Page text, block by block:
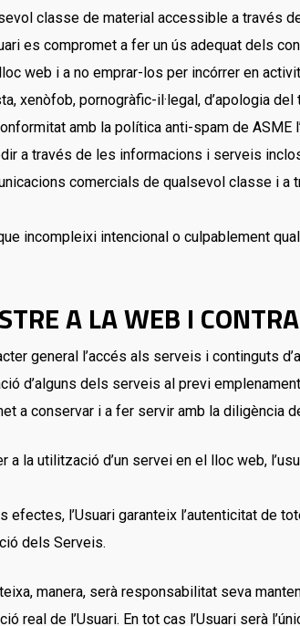
classe de material accessible a través
es compromet a fer un ús adequat dels
web i a no emprar-los per incórrer en
xenòfob, pornogràfic-il·legal, d’apologia
amb la política anti-spam de ASME
a través de les informacions i serveis
comercials de qualsevol classe i
incompleixi intencional o culpablement
A LA WEB I
general l’accés als serveis i continguts
d’alguns dels serveis al previ
a conservar i a fer servir amb la diligència
a la utilització d’un servei en el lloc web,
efectes, l’Usuari garanteix l’autenticitat de
dels Serveis.
manera, serà responsabilitat seva
real de l’Usuari. En tot cas l’Usuari serà